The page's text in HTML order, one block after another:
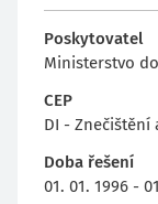
Poskytovatel
Ministerstvo
CEP
DI -
Doba řešení
01. 01. 1996 -